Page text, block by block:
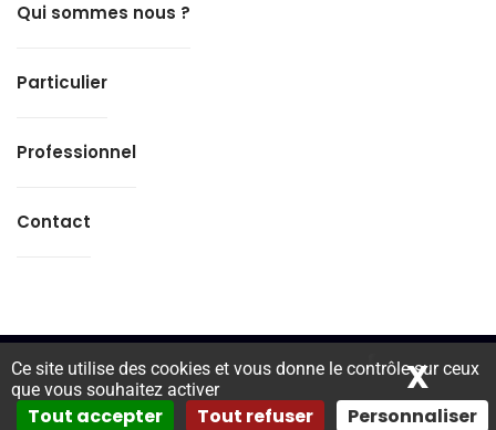
Ce site utilise des cookies et vous donne le contrôle sur ceux
que vous souhaitez activer
Tout accepter Tout refuser Personnaliser
X
Qui sommes nous ?
Particulier
Professionnel
Contact
Copyright © 2024 S&A Assurance-Création Site
Wordpresspar iSoluce.